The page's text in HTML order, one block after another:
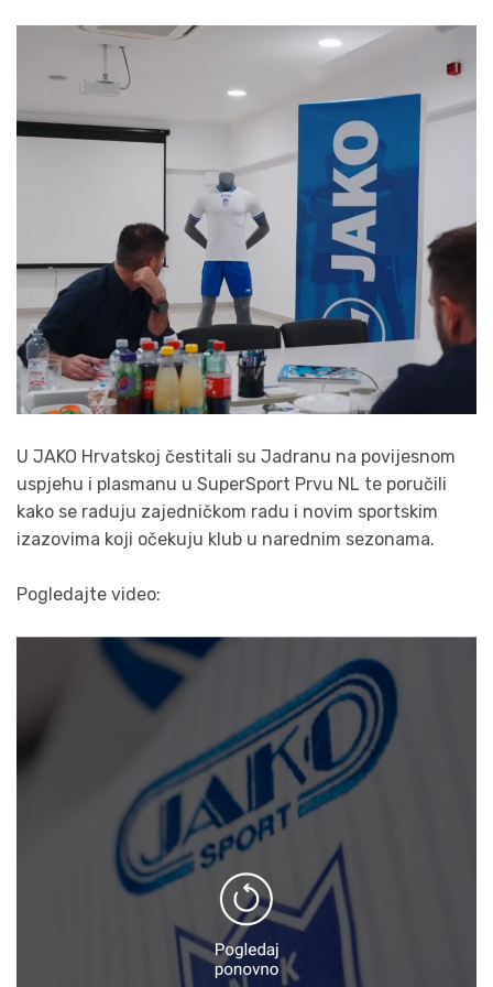
U JAKO Hrvatskoj čestitali su Jadranu na povijesnom
uspjehu i plasmanu u SuperSport Prvu NL te poručili
kako se raduju zajedničkom radu i novim sportskim
izazovima koji očekuju klub u narednim sezonama.
Pogledajte video: